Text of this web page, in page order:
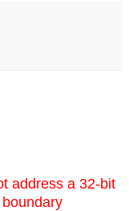
address a 32-bit